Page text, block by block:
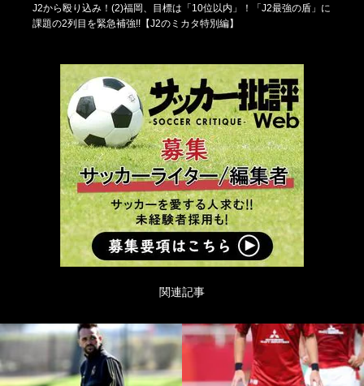
J2から殴り込み！(2)福岡、目標は「10位以内」！「J2最強の盾」に
課題の2列目を緊急補強!!【J2のミカタ特別編】
関連記事